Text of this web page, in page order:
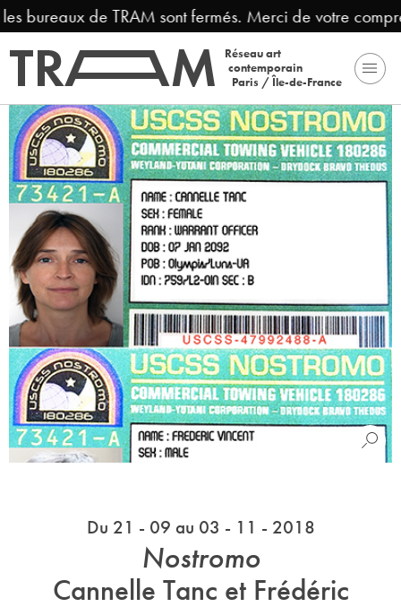
de TRAM sont fermés. Merci de votre
Réseau art
contemporain
Paris / Île-de-France
Du 21 - 09 au 03 - 11 - 2018
Nostromo
Cannelle Tanc et Frédéric